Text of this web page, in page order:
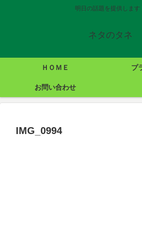
明日の話題を提供します
ネタのタネ
ＨＯＭＥ プ
お問い合わせ
IMG_0994